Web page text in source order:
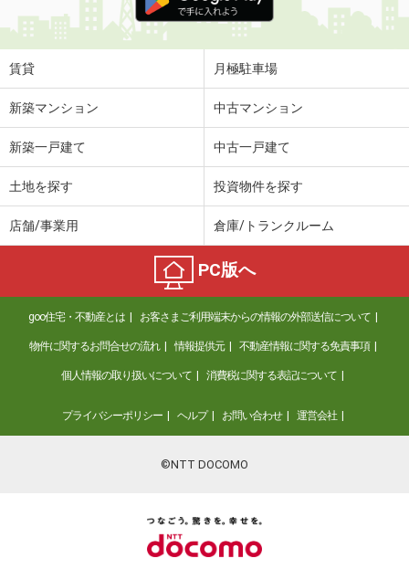
賃貸 月極駐車場
新築マンション 中古マンション
新築一戸建て 中古一戸建て
土地を探す 投資物件を探す
店舗/事業用 倉庫/トランクルーム
PC版へ
goo住宅・不動産とは お客さまご利用端末からの情報の外部送信について
物件に関するお問合せの流れ 情報提供元 不動産情報に関する免責事項
個人情報の取り扱いについて 消費税に関する表記について
プライバシーポリシー ヘルプ お問い合わせ 運営会社
©NTT DOCOMO